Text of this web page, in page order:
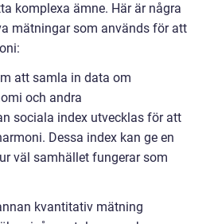
komplexa ämne. Här är några
mätningar som används för att
att samla in data om
och andra
sociala index utvecklas för att
Dessa index kan ge en
väl samhället fungerar som
kvantitativ mätning